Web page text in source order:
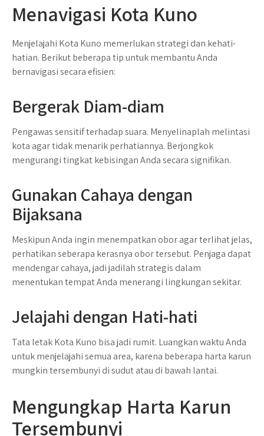
Menavigasi Kota Kuno
Menjelajahi Kota Kuno memerlukan strategi dan kehati-
hatian. Berikut beberapa tip untuk membantu Anda
bernavigasi secara efisien:
Bergerak Diam-diam
Pengawas sensitif terhadap suara. Menyelinaplah melintasi
kota agar tidak menarik perhatiannya. Berjongkok
mengurangi tingkat kebisingan Anda secara signifikan.
Gunakan Cahaya dengan
Bijaksana
Meskipun Anda ingin menempatkan obor agar terlihat jelas,
perhatikan seberapa kerasnya obor tersebut. Penjaga dapat
mendengar cahaya, jadi jadilah strategis dalam
menentukan tempat Anda menerangi lingkungan sekitar.
Jelajahi dengan Hati-hati
Tata letak Kota Kuno bisa jadi rumit. Luangkan waktu Anda
untuk menjelajahi semua area, karena beberapa harta karun
mungkin tersembunyi di sudut atau di bawah lantai.
Mengungkap Harta Karun
Tersembunyi